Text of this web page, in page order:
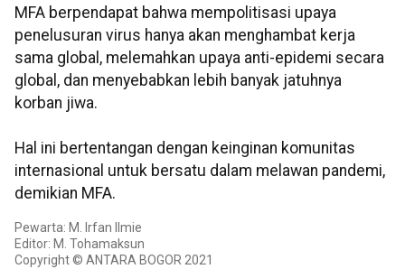
MFA berpendapat bahwa mempolitisasi upaya
penelusuran virus hanya akan menghambat kerja
sama global, melemahkan upaya anti-epidemi secara
global, dan menyebabkan lebih banyak jatuhnya
korban jiwa.
Hal ini bertentangan dengan keinginan komunitas
internasional untuk bersatu dalam melawan pandemi,
demikian MFA.
Pewarta: M. Irfan Ilmie
Editor: M. Tohamaksun
Copyright © ANTARA BOGOR 2021